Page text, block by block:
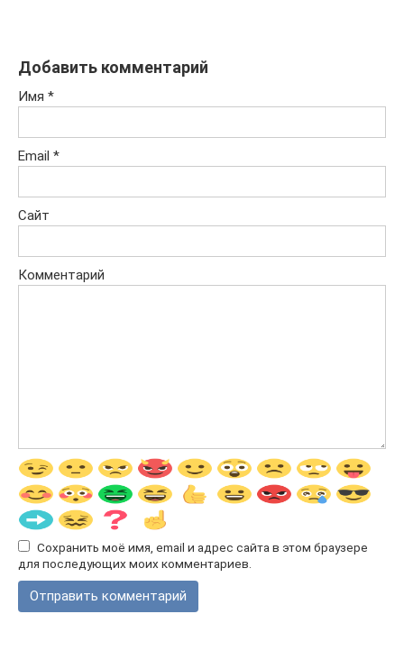
Добавить комментарий
Имя *
Email *
Сайт
Комментарий
Сохранить моё имя, email и адрес сайта в этом браузере
для последующих моих комментариев.